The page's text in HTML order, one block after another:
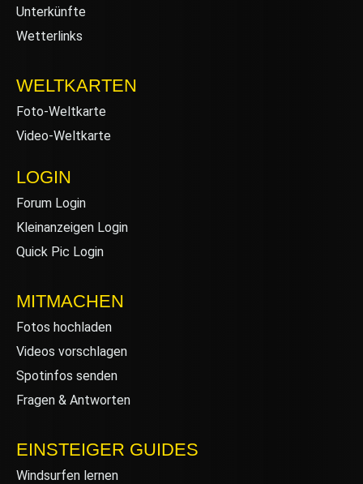
Unterkünfte
Wetterlinks
WELTKARTEN
Foto-Weltkarte
Video-Weltkarte
LOGIN
Forum Login
Kleinanzeigen Login
Quick Pic Login
MITMACHEN
Fotos hochladen
Videos vorschlagen
Spotinfos senden
Fragen & Antworten
EINSTEIGER GUIDES
Windsurfen lernen